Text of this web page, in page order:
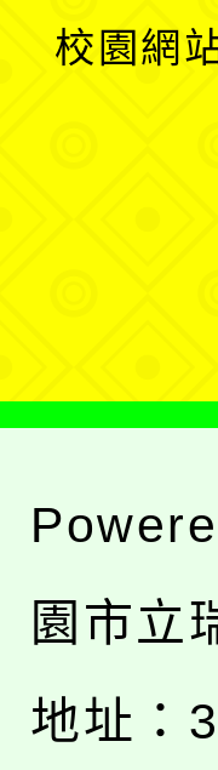
校園網
園市立
地址：